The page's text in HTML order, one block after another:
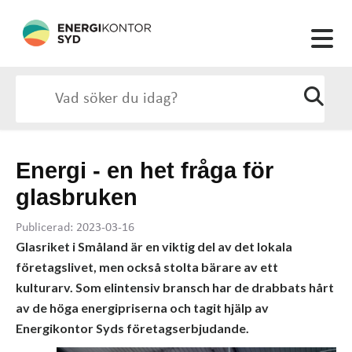
Energi - en het fråga för
glasbruken
Publicerad: 2023-03-16
Glasriket i Småland är en viktig del av det lokala
företagslivet, men också stolta bärare av ett
kulturarv. Som elintensiv bransch har de drabbats hårt
av de höga energipriserna och tagit hjälp av
Energikontor Syds företagserbjudande.